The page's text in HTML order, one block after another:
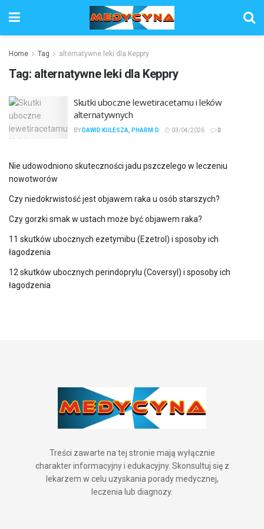
Home Tag alternatywne leki dla Keppry
Tag: alternatywne leki dla Keppry
Skutki uboczne lewetiracetamu i leków
alternatywnych
BY DAWID KULESZA, PHARM.D 03/04/2026 0
Nie udowodniono skuteczności jadu pszczelego w leczeniu
nowotworów
Czy niedokrwistość jest objawem raka u osób starszych?
Czy gorzki smak w ustach może być objawem raka?
11 skutków ubocznych ezetymibu (Ezetrol) i sposoby ich
łagodzenia
12 skutków ubocznych perindoprylu (Coversyl) i sposoby ich
łagodzenia
Treści zawarte na tej stronie mają wyłącznie
charakter informacyjny i edukacyjny. Skonsultuj się z
lekarzem w celu uzyskania porady medycznej,
leczenia lub diagnozy.